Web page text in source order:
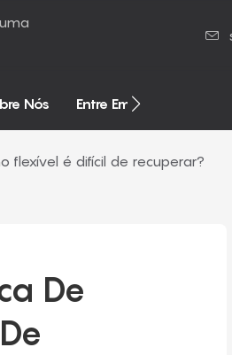
Nós Entre Em Contato
flexível é difícil de recuperar?
De